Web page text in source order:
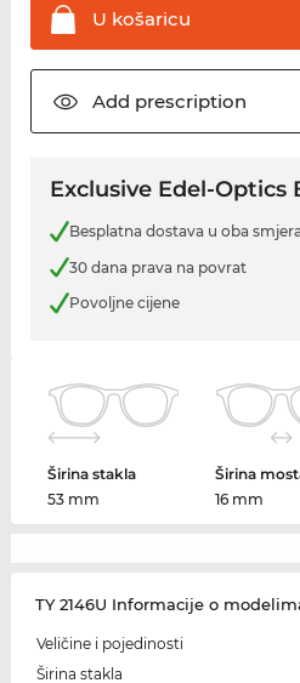
U košaricu
Add prescription
Exclusive Edel-Optics
Besplatna dostava u oba smjera
30 dana prava na povrat
Povoljne cijene
Širina stakla
53 mm
Širina
16 mm
TY 2146U Informacije o
Veličine i pojedinosti
Širina stakla